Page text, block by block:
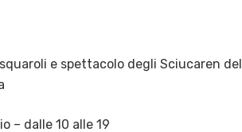
e spettacolo degli Sciucaren del
– dalle 10 alle 19